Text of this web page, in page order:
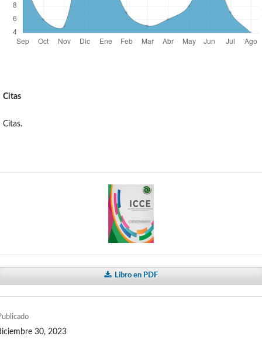
Citas
Citas.
Libro en PDF
30, 2023